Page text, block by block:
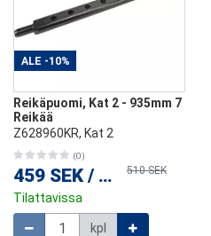
ALE -10%
Reikäpuomi, Kat 2 - 935mm 7
Reikää
Z628960KR, Kat 2
(0)
459 SEK / kpl 510 SEK
Tilattavissa
kpl